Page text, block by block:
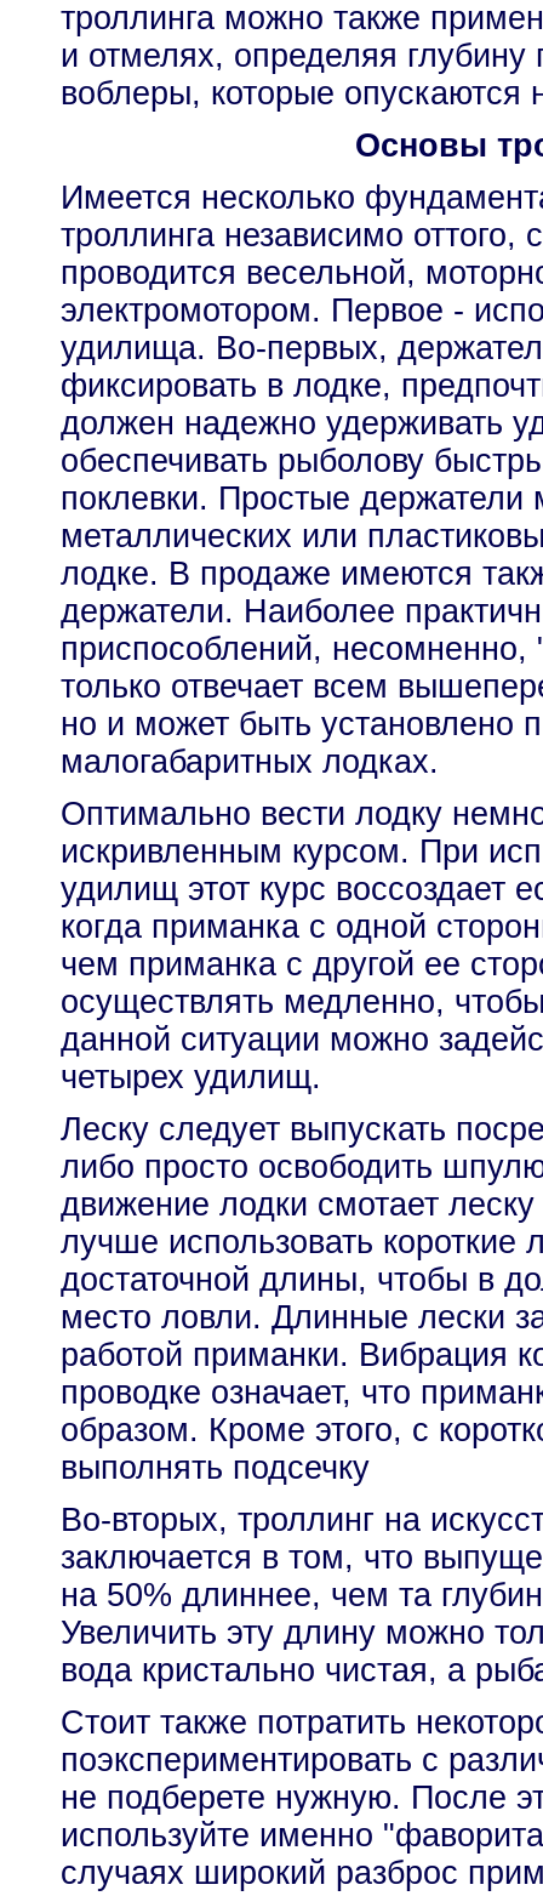
троллинга можно также
и отмелях, определяя глубину
воблеры, которые опускаются
Основы
Имеется несколько
троллинга независимо оттого,
проводится весельной,
электромотором. Первое -
удилища. Во-первых,
фиксировать в лодке,
должен надежно удерживать
обеспечивать рыболову
поклевки. Простые держатели
металлических или
лодке. В продаже имеются
держатели. Наиболее
приспособлений, несомненно,
только отвечает всем
но и может быть установлено
малогабаритных лодках.
Оптимально вести лодку
искривленным курсом. При
удилищ этот курс воссоздает
когда приманка с одной
чем приманка с другой ее
осуществлять медленно,
данной ситуации можно
четырех удилищ.
Леску следует выпускать
либо просто освободить
движение лодки смотает
лучше использовать
достаточной длины, чтобы в
место ловли. Длинные лески
работой приманки. Вибрация
проводке означает, что
образом. Кроме этого, с
выполнять подсечку
Во-вторых, троллинг на
заключается в том, что
на 50% длиннее, чем та
Увеличить эту длину можно
вода кристально чистая, а
Стоит также потратить
поэкспериментировать с
не подберете нужную. После
используйте именно
случаях широкий разброс